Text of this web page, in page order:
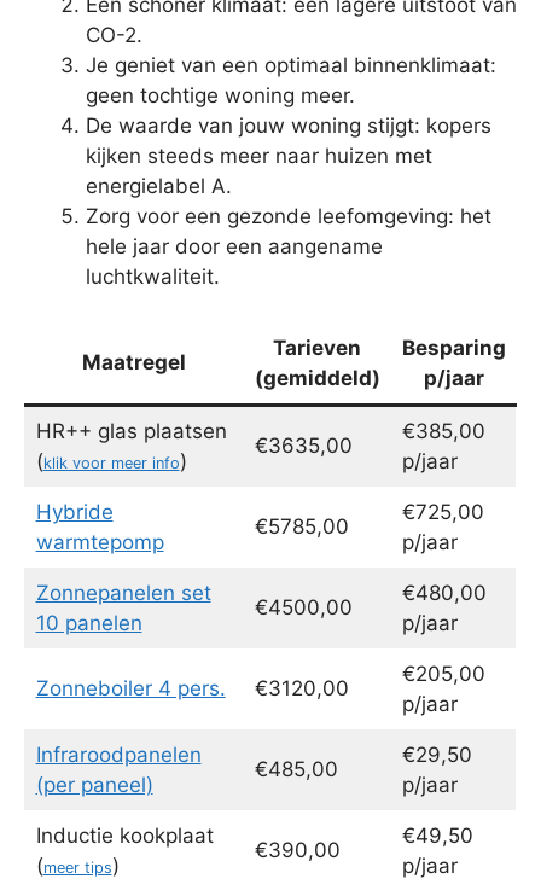
CO-2.
Je geniet van een optimaal binnenklimaat:
geen tochtige woning meer.
De waarde van jouw woning stijgt: kopers
kijken steeds meer naar huizen met
energielabel A.
Zorg voor een gezonde leefomgeving: het
hele jaar door een aangename
luchtkwaliteit.
Maatregel
Tarieven
(gemiddeld)
Besparing
p/jaar
HR++ glas plaatsen
(klik voor meer info)
€3635,00
€385,00
p/jaar
Hybride
warmtepomp
€5785,00
€725,00
p/jaar
Zonnepanelen set
10 panelen
€4500,00
€480,00
p/jaar
Zonneboiler 4 pers. €3120,00
€205,00
p/jaar
Infraroodpanelen
(per paneel)
€485,00
€29,50
p/jaar
Inductie kookplaat
(meer tips)
€390,00
€49,50
p/jaar